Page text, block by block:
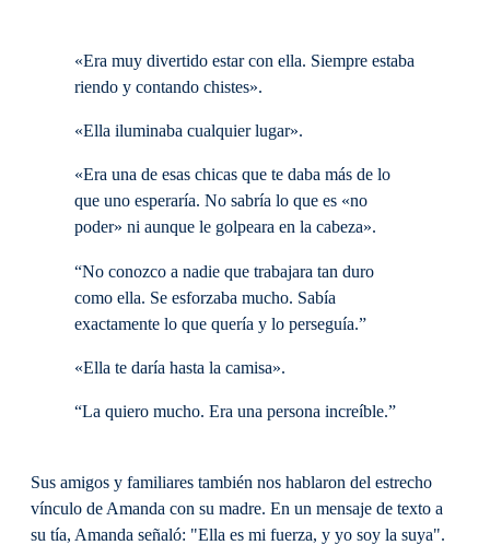
«Era muy divertido estar con ella. Siempre estaba
riendo y contando chistes».
«Ella iluminaba cualquier lugar».
«Era una de esas chicas que te daba más de lo
que uno esperaría. No sabría lo que es «no
poder» ni aunque le golpeara en la cabeza».
“No conozco a nadie que trabajara tan duro
como ella. Se esforzaba mucho. Sabía
exactamente lo que quería y lo perseguía.”
«Ella te daría hasta la camisa».
“La quiero mucho. Era una persona increíble.”
Sus amigos y familiares también nos hablaron del estrecho
vínculo de Amanda con su madre. En un mensaje de texto a
su tía, Amanda señaló: "Ella es mi fuerza, y yo soy la suya".